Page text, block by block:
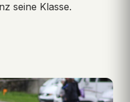
seine Klasse.